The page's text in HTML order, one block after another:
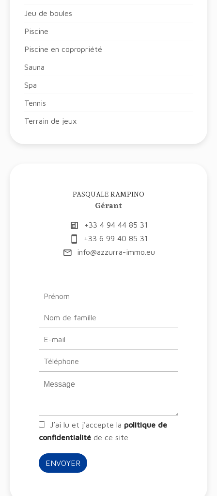
Jeu de boules
Piscine
Piscine en copropriété
Sauna
Spa
Tennis
Terrain de jeux
PASQUALE RAMPINO
Gérant
+33 4 94 44 85 31
+33 6 99 40 85 31
info@azzurra-immo.eu
J’ai lu et j'accepte la politique de
confidentialité de ce site
ENVOYER